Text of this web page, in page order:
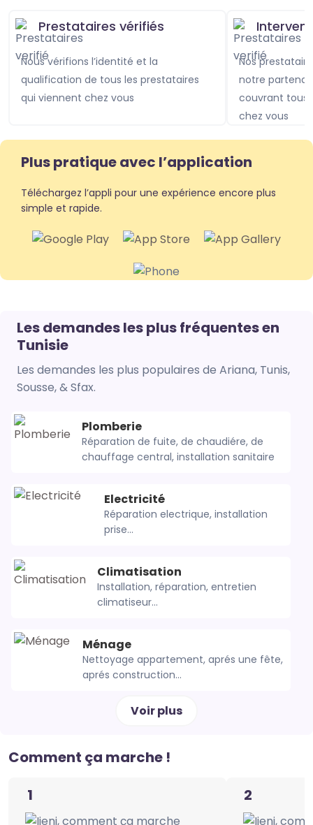
Prestataires vérifiés
Nous vérifions l’identité et la
qualification de tous les prestataires
qui viennent chez vous
Nos prestataires sont assurés avec
notre
couvrant tous
chez vous
Plus pratique avec l’application
Téléchargez l’appli pour une expérience encore plus
simple et rapide.
Les demandes les plus fréquentes en
Tunisie
Les demandes les plus populaires de Ariana, Tunis,
Sousse, & Sfax.
Plomberie
Réparation de fuite, de chaudiére, de
chauffage central, installation sanitaire
Electricité
Réparation electrique, installation
prise...
Climatisation
Installation, réparation, entretien
climatiseur...
Ménage
Nettoyage appartement, aprés une fête,
aprés construction...
Voir plus
Comment ça marche !
1
2